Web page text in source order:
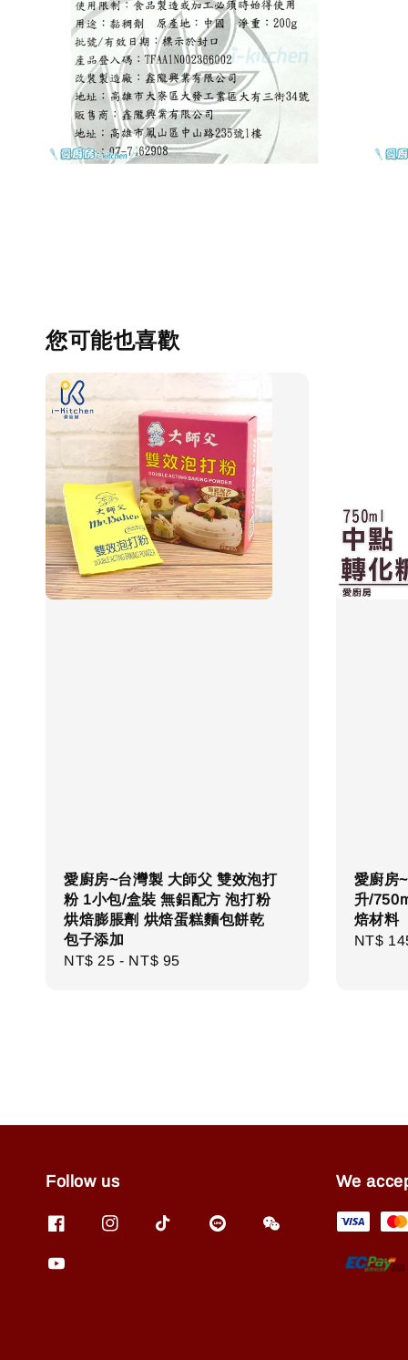
您可能也喜歡
愛廚房~台灣製 大師父 雙效泡打
粉 1小包/盒裝 無鋁配方 泡打粉
烘焙膨脹劑 烘焙蛋糕麵包餅乾
包子添加
Regular
NT$ 25 - NT$ 95
愛廚房
升/
焙材料
NT$
Follow us We